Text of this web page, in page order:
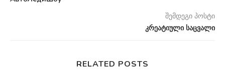
შემდეგი პოსტი
კრეატიული საცვალი
RELATED POSTS